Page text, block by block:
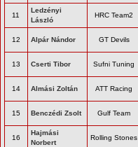
11
Ledzényi
László
HRC Team2
12 Alpár Nándor GT Devils
13 Cserti Tibor Sufni Tuning
14 Almási Zoltán ATT Racing
15 Benczédi Zsolt Gulf Team
16
Hajmási
Norbert
Rolling Stones